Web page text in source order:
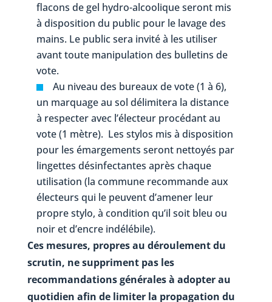
flacons de gel hydro-alcoolique seront mis
à disposition du public pour le lavage des
mains. Le public sera invité à les utiliser
avant toute manipulation des bulletins de
vote.
Au niveau des bureaux de vote (1 à 6),
un marquage au sol délimitera la distance
à respecter avec l’électeur procédant au
vote (1 mètre). Les stylos mis à disposition
pour les émargements seront nettoyés par
lingettes désinfectantes après chaque
utilisation (la commune recommande aux
électeurs qui le peuvent d’amener leur
propre stylo, à condition qu’il soit bleu ou
noir et d’encre indélébile).
Ces mesures, propres au déroulement du
scrutin, ne suppriment pas les
recommandations générales à adopter au
quotidien afin de limiter la propagation du